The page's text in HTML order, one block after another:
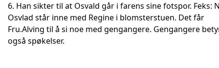
6. Han sikter til at Osvald går i farens sine fotspor. Feks:
Osvlad står inne med Regine i blomsterstuen. Det får
Fru.Alving til å si noe med gengangere. Gengangere
også spøkelser.